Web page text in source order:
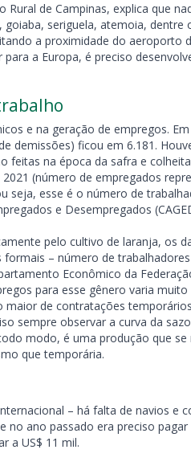
de Campinas, explica que
seriguela, atemoia, dentre
a proximidade do aeroporto
a Europa, é preciso
e na geração de empregos.
demissões) ficou em 6.181.
na época da safra e
(número de empregados
seja, esse é o número de
e Desempregados
pelo cultivo de laranja, os
– número de
Econômico da
para esse gênero varia
de contratações
sempre observar a curva da
modo, é uma produção que
que temporária.
– há falta de navios e
ano passado era preciso
a US$ 11 mil.